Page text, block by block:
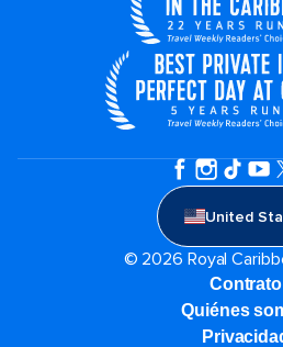
United
© 2026 Royal
Contrato
Quiénes